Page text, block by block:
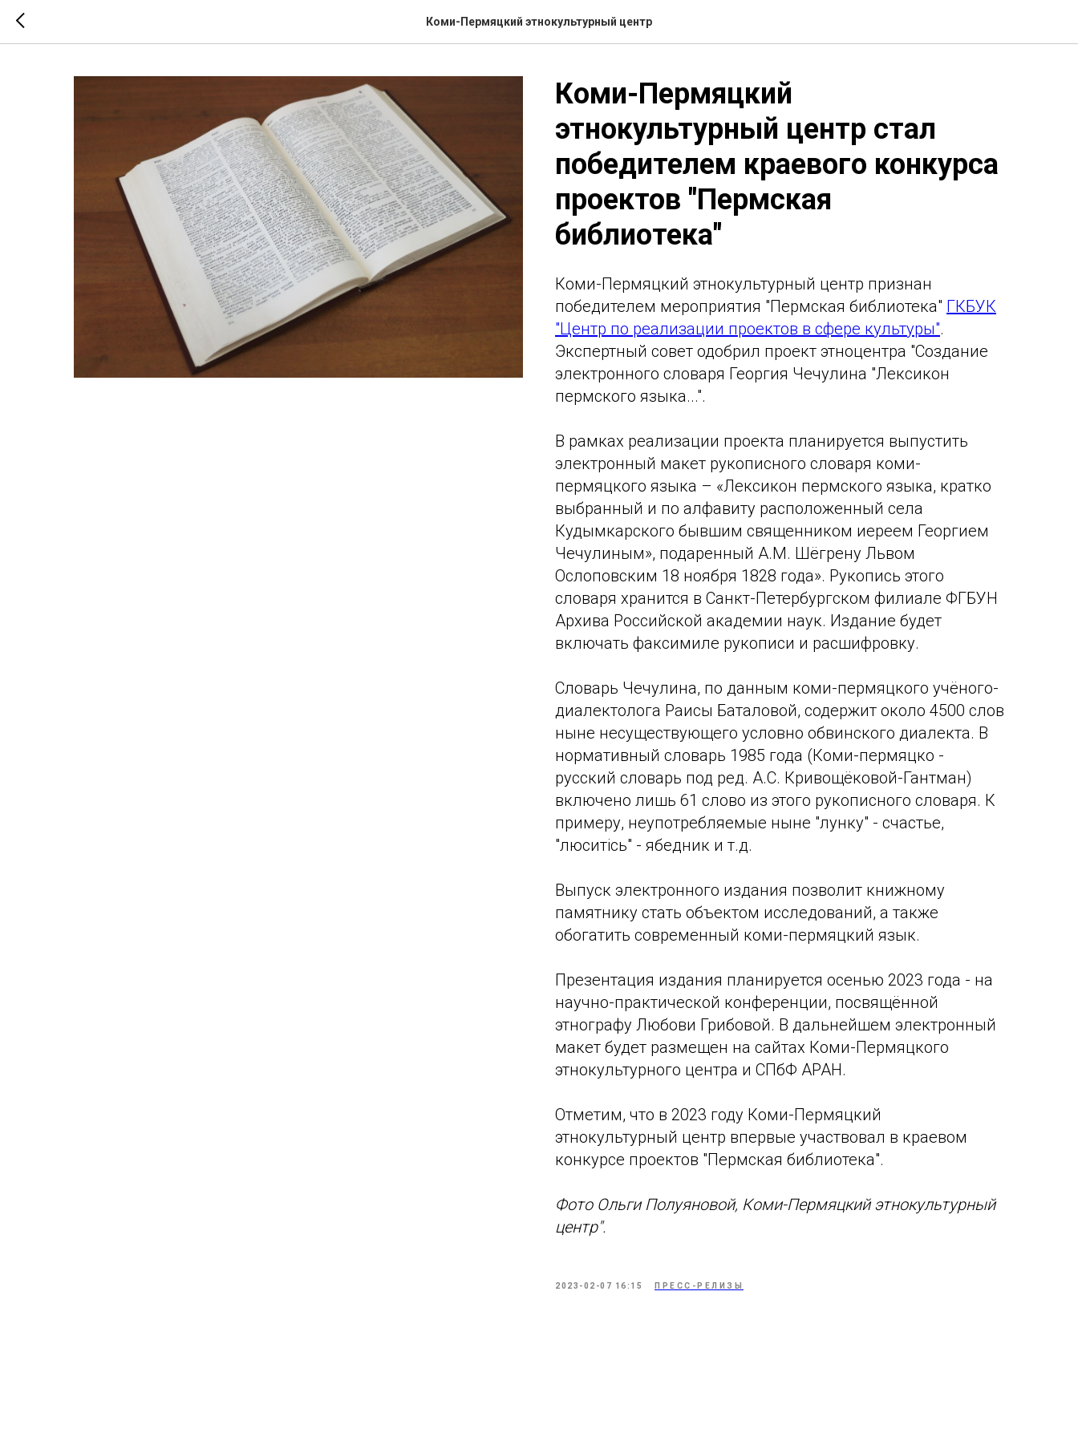
Коми-Пермяцкий этнокультурный центр
Коми-Пермяцкий
этнокультурный центр стал
победителем краевого конкурса
проектов "Пермская
библиотека"
Коми-Пермяцкий этнокультурный центр признан
победителем мероприятия "Пермская библиотека" ГКБУК
"Центр по реализации проектов в сфере культуры".
Экспертный совет одобрил проект этноцентра "Создание
электронного словаря Георгия Чечулина "Лексикон
пермского языка...".
В рамках реализации проекта планируется выпустить
электронный макет рукописного словаря коми-
пермяцкого языка – «Лексикон пермского языка, кратко
выбранный и по алфавиту расположенный села
Кудымкарского бывшим священником иереем Георгием
Чечулиным», подаренный А.М. Шёгрену Львом
Ослоповским 18 ноября 1828 года». Рукопись этого
словаря хранится в Санкт-Петербургском филиале ФГБУН
Архива Российской академии наук. Издание будет
включать факсимиле рукописи и расшифровку.
Словарь Чечулина, по данным коми-пермяцкого учёного-
диалектолога Раисы Баталовой, содержит около 4500 слов
ныне несуществующего условно обвинского диалекта. В
нормативный словарь 1985 года (Коми-пермяцко -
русский словарь под ред. А.С. Кривощёковой-Гантман)
включено лишь 61 слово из этого рукописного словаря. К
примеру, неупотребляемые ныне "лунку" - счастье,
"люситiсь" - ябедник и т.д.
Выпуск электронного издания позволит книжному
памятнику стать объектом исследований, а также
обогатить современный коми-пермяцкий язык.
Презентация издания планируется осенью 2023 года - на
научно-практической конференции, посвящённой
этнографу Любови Грибовой. В дальнейшем электронный
макет будет размещен на сайтах Коми-Пермяцкого
этнокультурного центра и СПбФ АРАН.
Отметим, что в 2023 году Коми-Пермяцкий
этнокультурный центр впервые участвовал в краевом
конкурсе проектов "Пермская библиотека".
Фото Ольги Полуяновой, Коми-Пермяцкий этнокультурный
центр".
2023-02-07 16:15 ПРЕСС-РЕЛИЗЫ